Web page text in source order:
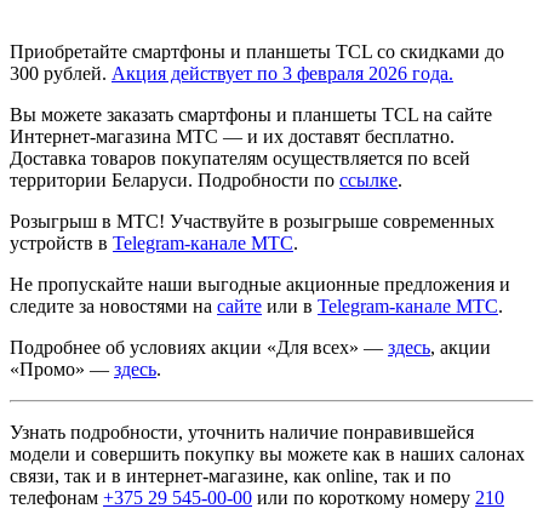
Приобретайте смартфоны и планшеты TCL со скидками до
300 рублей. Акция действует по 3 февраля 2026 года.
Вы можете заказать смартфоны и планшеты TCL на сайте
Интернет-магазина МТС — и их доставят бесплатно.
Доставка товаров покупателям осуществляется по всей
территории Беларуси. Подробности по ссылке.
Розыгрыш в МТС! Участвуйте в розыгрыше современных
устройств в Telegram-канале МТС.
Не пропускайте наши выгодные акционные предложения и
следите за новостями на сайте или в Telegram-канале МТС.
Подробнее об условиях акции «Для всех» — здесь, акции
«Промо» — здесь.
Узнать подробности, уточнить наличие понравившейся
модели и совершить покупку вы можете как в наших салонах
связи, так и в интернет-магазине, как online, так и по
телефонам +375 29 545-00-00 или по короткому номеру 210